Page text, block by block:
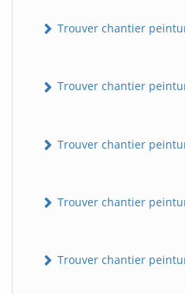
Trouver chantier
Trouver chantier
Trouver chantier
Trouver chantier
Trouver chantier